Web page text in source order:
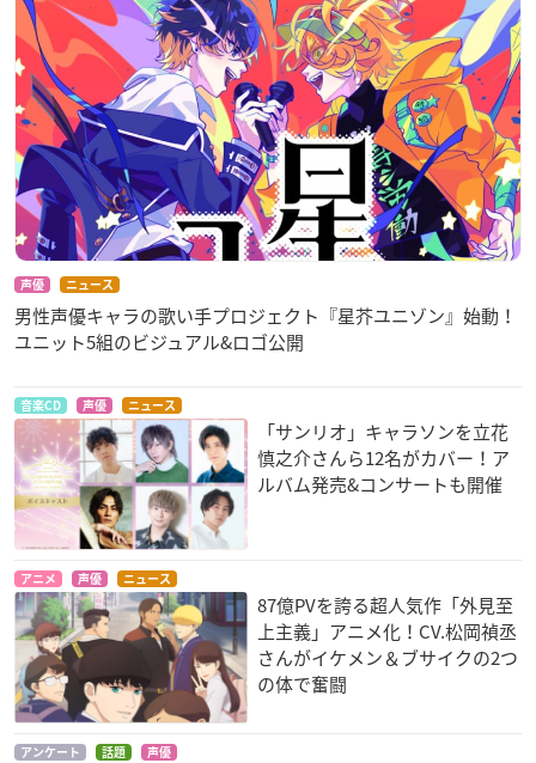
声優 ニュース
男性声優キャラの歌い手プロジェクト『星芥ユニゾン』始動！
ユニット5組のビジュアル&ロゴ公開
音楽CD 声優 ニュース
「サンリオ」キャラソンを立花
慎之介さんら12名がカバー！ア
ルバム発売&コンサートも開催
アニメ 声優 ニュース
87億PVを誇る超人気作「外見至
上主義」アニメ化！CV.松岡禎丞
さんがイケメン＆ブサイクの2つ
の体で奮闘
アンケート 話題 声優